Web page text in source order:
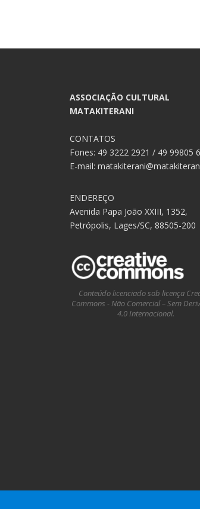
ASSOCIAÇÃO CULTURAL
MATAKITERANI
CONTATOS
Fones: 49 3222 2921 / 49 99805
E-mail:
ENDEREÇO
Avenida Papa João XXIII, 1352,
Petrópolis, Lages/SC, 88505-200
Conteúdo licenciado sob licença
Commons - Não Comercial – Sem
4.0 Internacional.